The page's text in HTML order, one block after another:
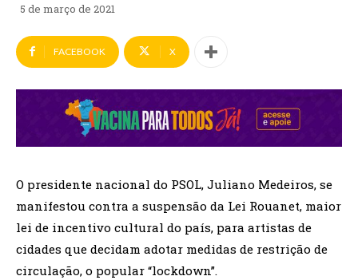
5 de março de 2021
FACEBOOK X
O presidente nacional do PSOL, Juliano Medeiros, se
manifestou contra a suspensão da Lei Rouanet, maior
lei de incentivo cultural do país, para artistas de
cidades que decidam adotar medidas de restrição de
circulação, o popular “lockdown”.